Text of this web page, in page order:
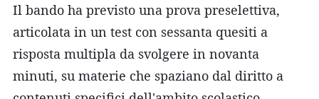
Il bando ha previsto una prova preselettiva,
articolata in un test con sessanta quesiti a
risposta multipla da svolgere in novanta
minuti, su materie che spaziano dal diritto a